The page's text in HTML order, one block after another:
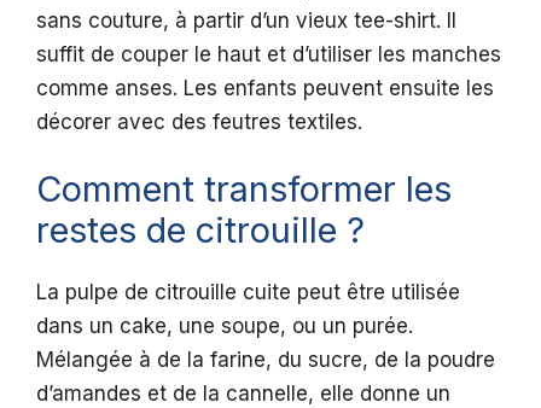
sans couture, à partir d’un vieux tee-shirt. Il
suffit de couper le haut et d’utiliser les manches
comme anses. Les enfants peuvent ensuite les
décorer avec des feutres textiles.
Comment transformer les
restes de citrouille ?
La pulpe de citrouille cuite peut être utilisée
dans un cake, une soupe, ou un purée.
Mélangée à de la farine, du sucre, de la poudre
d’amandes et de la cannelle, elle donne un